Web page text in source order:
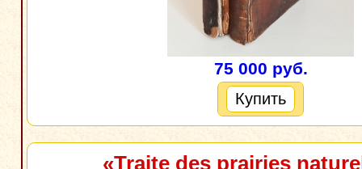
75 000 руб.
Купить
«Traite des prairies